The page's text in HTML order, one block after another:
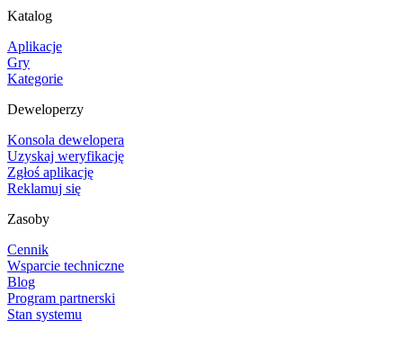
Katalog
Aplikacje
Gry
Kategorie
Deweloperzy
Konsola dewelopera
Uzyskaj weryfikację
Zgłoś aplikację
Reklamuj się
Zasoby
Cennik
Wsparcie techniczne
Blog
Program partnerski
Stan systemu